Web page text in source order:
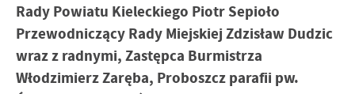
Rady Powiatu Kieleckiego Piotr Sepioło
Przewodniczący Rady Miejskiej Zdzisław Dudzic
wraz z radnymi, Zastępca Burmistrza
Włodzimierz Zaręba, Proboszcz parafii pw.